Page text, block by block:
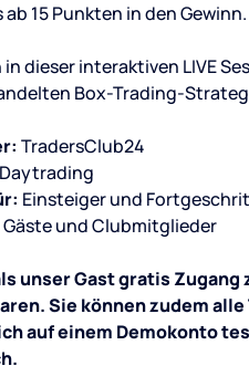
15 Punkten in den Gewinn.
dieser interaktiven LIVE
Box-Trading-
TradersClub24
Daytrading
Einsteiger und
Gäste und Clubmitglieder
unser Gast gratis
Sie können zudem
auf einem Demokonto